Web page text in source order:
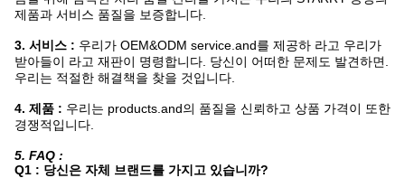
제품과 서비스 품질을 보증합니다.
3. 서비스 : 우리가 OEM&ODM service.and를 제공하 라고 우리가
받아들이 라고 재판이 명령합니다. 당신이 어떠한 문제도 발견하면.
우리는 적절한 해결책을 찾을 것입니다.
4. 제품 : 우리는 products.and의 품질을 신뢰하고 상품 가격이 또한
경쟁적입니다.
5. FAQ :
Q1 : 당신은 자체 브랜드를 가지고 있습니까?